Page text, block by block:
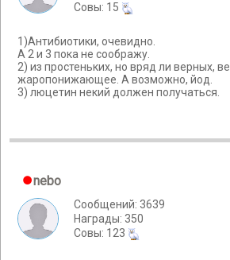
Cовы: 15
1)Антибиотики, очевидно.
А 2 и 3 пока не соображу.
2) из простеньких, но вряд ли верных,
жаропонижающее. А возможно, йод.
3) люцетин некий должен получаться.
nebo
Сообщений: 3639
Награды: 350
Cовы: 123